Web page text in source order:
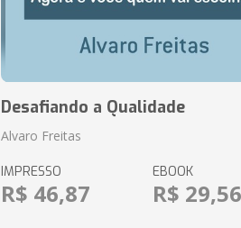
Desafiando a Qualidade
Alvaro Freitas
IMPRESSO
R$ 46,87
EBOOK
R$ 29,56